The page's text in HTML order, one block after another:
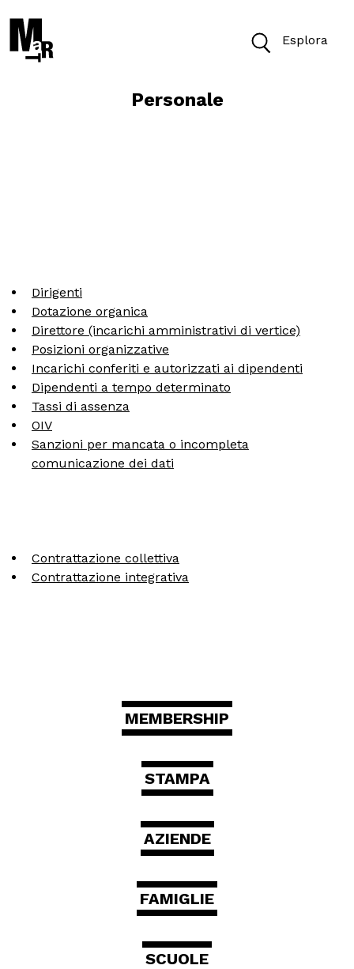
Esplora
Oggi il Museo è aperto dalle 10 alle 18
VISITA
ACCESSIBILITÀ
MOSTRE ED EVENTI
OPERE E ARCHIVI
Membership
Visita il Mart in totale sicurezza: le nostre norme COVID-19
ITA ENG DEU
Personale
Dirigenti
Dotazione organica
Direttore (incarichi amministrativi di vertice)
Posizioni organizzative
Incarichi conferiti e autorizzati ai dipendenti
Dipendenti a tempo determinato
Tassi di assenza
OIV
Sanzioni per mancata o incompleta
comunicazione dei dati
Contrattazione collettiva
Contrattazione integrativa
MEMBERSHIP
STAMPA
AZIENDE
FAMIGLIE
SCUOLE